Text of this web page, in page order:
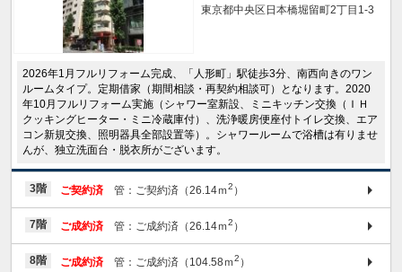
東京都中央区日本橋堀留町2丁目1-3
2026年1月フルリフォーム完成、「人形町」駅徒歩3分、南西向きのワン
ルームタイプ。定期借家（期間相談・再契約相談可）となります。2020
年10月フルリフォーム実施（シャワー室新設、ミニキッチン交換（ＩＨ
クッキングヒーター・ミニ冷蔵庫付）、洗浄暖房便座付トイレ交換、エア
コン新規交換、照明器具全部設置等）。シャワールームで浴槽は有りませ
んが、独立洗面台・脱衣所がございます。
3階 ご契約済 管：ご契約済（26.14ｍ2 ）
7階 ご成約済 管：ご成約済（26.14ｍ2 ）
8階 ご成約済 管：ご成約済（104.58ｍ2 ）